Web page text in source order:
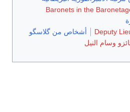
Baronets in the
Deputy
أشخاص من گلاسگو
وسام النيل